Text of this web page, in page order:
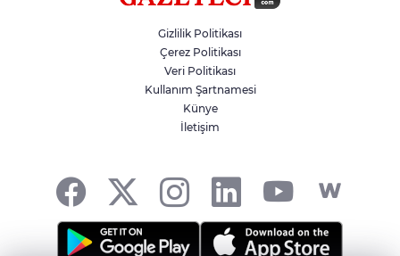
Çok Sayıda Ürün Ele Geçirildi
Taş Tepelere Yurt Dışı Tanıtımı
Gizlilik Politikası
Çerez Politikası
Veri Politikası
Kullanım Şartnamesi
Künye
İletişim